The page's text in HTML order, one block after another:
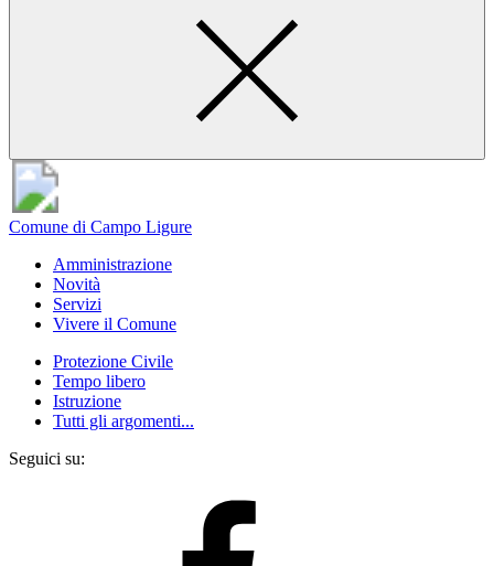
Comune di Campo Ligure
Amministrazione
Novità
Servizi
Vivere il Comune
Protezione Civile
Tempo libero
Istruzione
Tutti gli argomenti...
Seguici su: